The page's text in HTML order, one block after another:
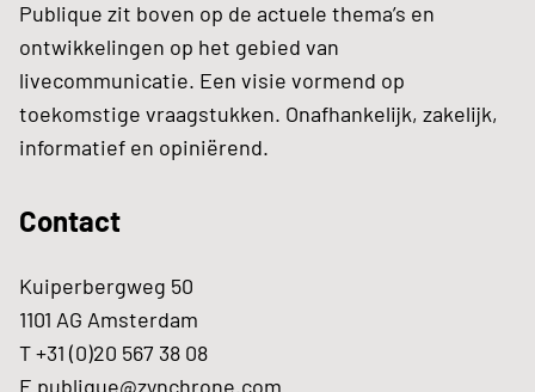
Publique zit boven op de actuele thema’s en
ontwikkelingen op het gebied van
livecommunicatie. Een visie vormend op
toekomstige vraagstukken. Onafhankelijk, zakelijk,
informatief en opiniërend.
Contact
Kuiperbergweg 50
1101 AG Amsterdam
T +31 (0)20 567 38 08
E publique@zynchrone.com